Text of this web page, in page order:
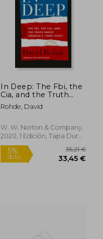
5%
dcto.
In Deep: The Fbi, the
Cia, and the Truth
about America's
Deep State (en
Rohde, David
W. W. Norton & Company,
2020, 1 Edición, Tapa Dura,
Nuevo